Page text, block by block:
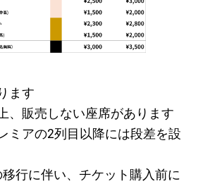
ます
、販売しない座席があります
ミアの2列目以降には段差を設
行に伴い、チケット購入前に